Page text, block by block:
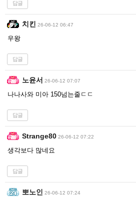
답글
치킨 26-06-12 06:47
우왕
답글
노윤서 26-06-12 07:07
나나사와 미아 150넘는줄ㄷㄷ
답글
Strange80 26-06-12 07:22
생각보다 많네요
답글
뽀노인 26-06-12 07:24